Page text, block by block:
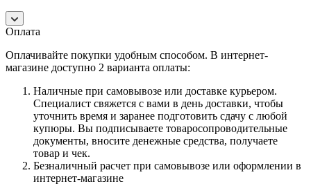
Оплата
Оплачивайте покупки удобным способом. В интернет-
магазине доступно 2 варианта оплаты:
Наличные при самовывозе или доставке курьером.
Специалист свяжется с вами в день доставки, чтобы
уточнить время и заранее подготовить сдачу с любой
купюры. Вы подписываете товаросопроводительные
документы, вносите денежные средства, получаете
товар и чек.
Безналичный расчет при самовывозе или оформлении в
интернет-магазине